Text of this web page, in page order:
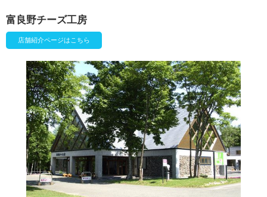
富良野チーズ工房
店舗紹介ページはこちら